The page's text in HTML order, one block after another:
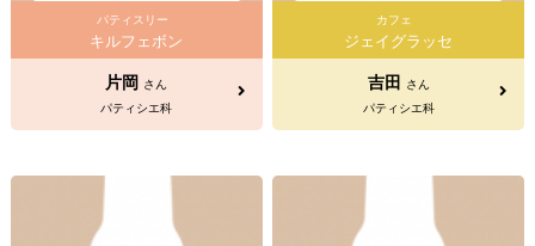
パティスリー
キルフェボン
片岡 さん
パティシエ科
カフェ
ジェイグラッセ
吉田 さん
パティシエ科